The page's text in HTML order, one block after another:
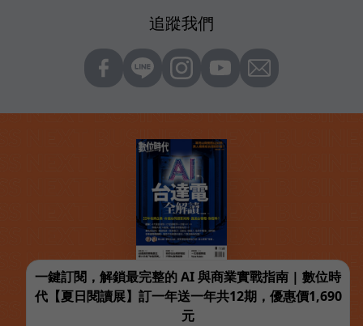
追蹤我們
一鍵訂閱，解鎖最完整的 AI 與商業實戰指南 | 數位時
代【夏日閱讀展】訂一年送一年共12期，優惠價1,690
元